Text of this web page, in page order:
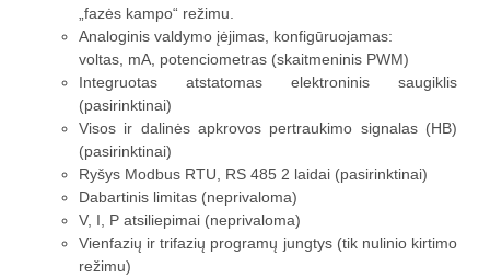
„fazės kampo“ režimu.
Analoginis valdymo įėjimas, konfigūruojamas:
voltas, mA, potenciometras (skaitmeninis PWM)
Integruotas atstatomas elektroninis saugiklis
(pasirinktinai)
Visos ir dalinės apkrovos pertraukimo signalas (HB)
(pasirinktinai)
Ryšys Modbus RTU, RS 485 2 laidai (pasirinktinai)
Dabartinis limitas (neprivaloma)
V, I, P atsiliepimai (neprivaloma)
Vienfazių ir trifazių programų jungtys (tik nulinio kirtimo
režimu)